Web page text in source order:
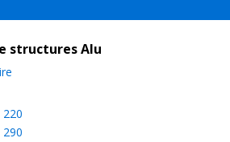
structures Alu